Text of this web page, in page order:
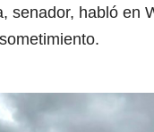
senador, habló en